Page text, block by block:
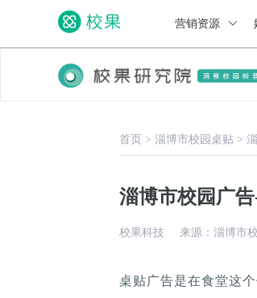
营销资源
首页 > 淄博市校园桌贴 >
淄博市校园广
校果科技 来源：淄博市
桌贴广告是在食堂这